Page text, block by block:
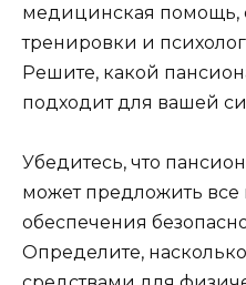
медицинская помощь,
тренировки и
Решите, какой
подходит для вашей
Убедитесь, что
может предложить
обеспечения
Определите,